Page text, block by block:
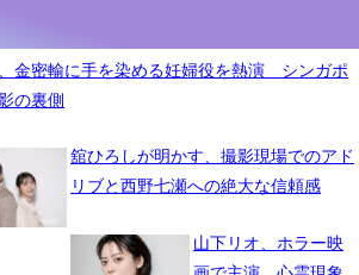
金密輸に手を染める妊婦役を熱演 シンガポ
の裏側
舘ひろしが明かす、撮影現場でのアド
リブと西野七瀬への絶大な信頼感
山下リオ、ホラー映